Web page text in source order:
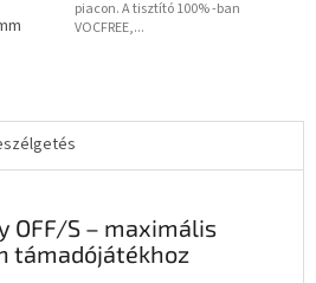
piacon. A tisztító 100% -ban
VOCFREE,...
OFF/S – maximális
támadójátékhoz